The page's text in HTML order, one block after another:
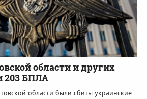
области и других
203 БПЛА
области были сбиты украинские